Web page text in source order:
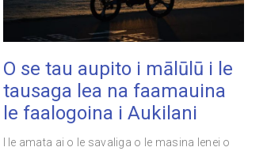
O se tau aupito i mālūlū i le
tausaga lea na faamauina
le faalogoina i Aukilani
I le amata ai o le savaliga o le masina lenei o